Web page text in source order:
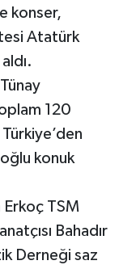
konser,
Atatürk
120
konuk
Erkoç TSM
Bahadır
Derneği saz